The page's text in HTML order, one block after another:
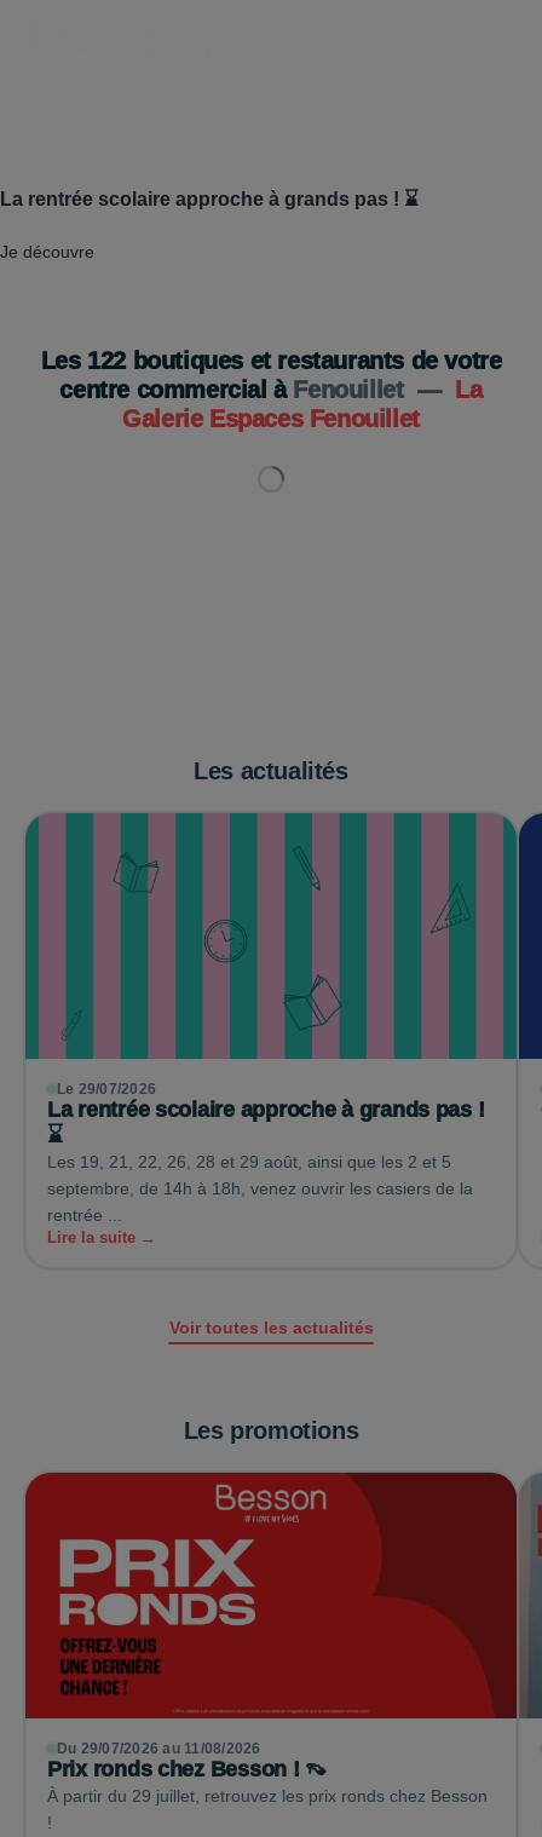
La rentrée scolaire approche à grands pas ! ⌛
Je découvre
Les 122boutiques et restaurants de votre
centre commercial à Fenouillet —
La
Galerie Espaces Fenouillet
Les actualités
Le 29/07/2026
La rentrée scolaire approche à grands pas !
⌛
Les 19, 21, 22, 26, 28 et 29 août, ainsi que les 2 et 5
septembre, de 14h à 18h, venez ouvrir les casiers de la
rentrée ...
Lire la suite →
Voir toutes les actualités
Les promotions
Du 29/07/2026 au 11/08/2026
Prix ronds chez Besson ! 👡
À partir du 29 juillet, retrouvez les prix ronds chez Besson
!